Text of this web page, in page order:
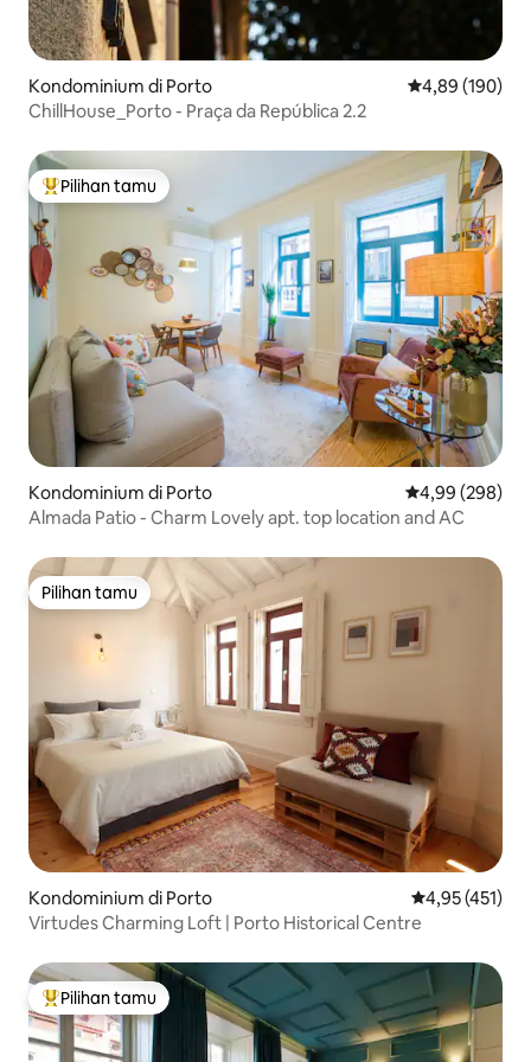
Kondominium di Porto Nilai rata-rata
4,89 (190)
ChillHouse_Porto - Praça da República 2.2
Pilihan tamu terpopuler
Pilihan tamu
Kondominium di Porto Nilai rata-rata
4,99 (298)
Almada Patio - Charm Lovely apt. top location and AC
Pilihan tamu
Pilihan tamu
Kondominium di Porto Nilai rata-rata
4,95 (451)
Virtudes Charming Loft | Porto Historical Centre
Pilihan tamu terpopuler
Pilihan tamu